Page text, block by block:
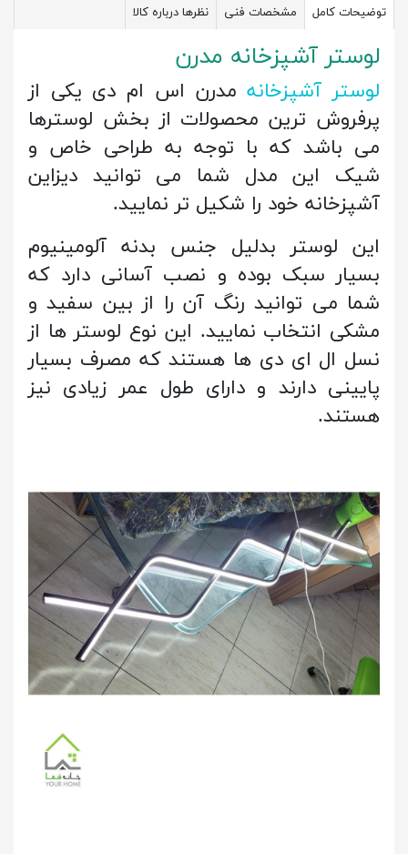
توضیحات کامل مشخصات فنی نظرها درباره کالا
لوستر آشپزخانه مدرن
لوستر آشپزخانهمدرن اس ام دی یکی از
پرفروش ترین محصولات از بخش لوسترها
می باشد که با توجه به طراحی خاص و
شیک این مدل شما می توانید دیزاین
آشپزخانه خود را شکیل تر نمایید.
این لوستر بدلیل جنس بدنه آلومینیوم
بسیار سبک بوده و نصب آسانی دارد که
شما می توانید رنگ آن را از بین سفید و
مشکی انتخاب نمایید. این نوع لوستر ها از
نسل ال ای دی ها هستند که مصرف بسیار
پایینی دارند و دارای طول عمر زیادی نیز
هستند.